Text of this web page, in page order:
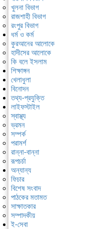
খুলনা বিভাগ
রাজশাহী বিভাগ
রংপুর বিভাগ
ধর্ম ও কর্ম
কুরআনের আলোকে
হাদীসের আলোকে
কি বলে ইসলাম
শিক্ষাঙ্গন
খেলাধুলা
বিনোদন
তথ্য-প্রযুক্তি
লাইফস্টাইল
স্বাস্থ্য
ভ্রমন
সম্পর্ক
পরামর্শ
রান্না-বান্না
রূপচর্চা
অন্যান্য
ফিচার
বিশেষ সংবাদ
পাঠকের মতামত
সাক্ষাতকার
সম্পাদকীয়
ই-সেবা